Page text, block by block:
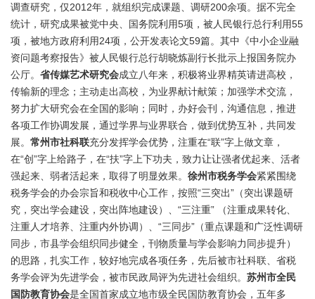
调查研究，仅2012年，就组织完成课题、调研200余项。据不完全
统计，研究成果被党中央、国务院利用5项，被人民银行总行利用55
项，被地方政府利用24项，公开发表论文59篇。其中《中小企业融
资问题考察报告》被人民银行总行胡晓炼副行长批示上报国务院办
公厅。 省传媒艺术研究会成立八年来，积极将业界精英请进高校，
传输新的理念；主动走出高校，为业界献计献策；加强学术交流，
努力扩大研究会在全国的影响；同时，办好会刊，沟通信息，推进
各项工作协调发展，通过学界与业界联合，做到优势互补，共同发
展。 常州市社科联充分发挥学会优势，注重在“联”字上做文章，
在“创”字上给路子，在“扶”字上下功夫，致力让让强者优起来、活者
强起来、弱者活起来，取得了明显效果。 徐州市税务学会紧紧围绕
税务学会的办会宗旨和税收中心工作，按照“三突出”（突出课题研
究，突出学会建设，突出阵地建设）、“三注重” （注重成果转化、
注重人才培养、注重内外协调）、“三同步”（重点课题和广泛性调研
同步，市县学会组织同步健全，刊物质量与学会影响力同步提升）
的思路，扎实工作，较好地完成各项任务，先后被市社科联、省税
务学会评为先进学会，被市民政局评为先进社会组织。 苏州市全民
国防教育协会是全国首家成立地市级全民国防教育协会，五年多